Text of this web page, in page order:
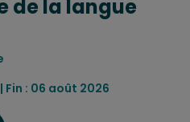
de la langue
: 06 août 2026